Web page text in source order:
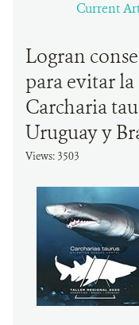
Current
Logran
para evitar
Carcharia
Uruguay y
Views: 3503